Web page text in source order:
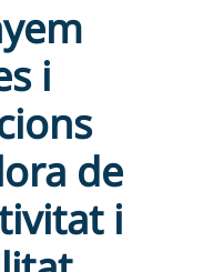
i
de
i